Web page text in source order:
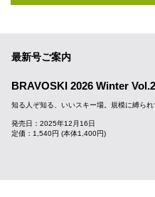
最新号ご案内
BRAVOSKI 2026 Winter Vol.2
知る人ぞ知る、いいスキー場。規模に縛ら
発売日：2025年12月16日
定価：1,540円 (本体1,400円)